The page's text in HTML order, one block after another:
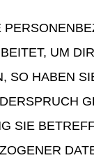
UM
SO HABEN
SIE